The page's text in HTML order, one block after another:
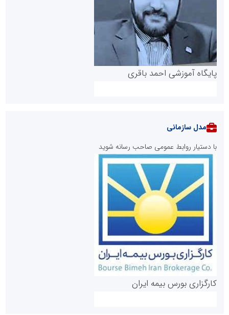
پایگاه آموزشی احمد باقری
روابط عمومی خبرگزاری گزارش خبر
مدل سازمانی
با دستیار روابط عمومی صاحب رسانه شوید
کارگزاری بورس بیمه ایران